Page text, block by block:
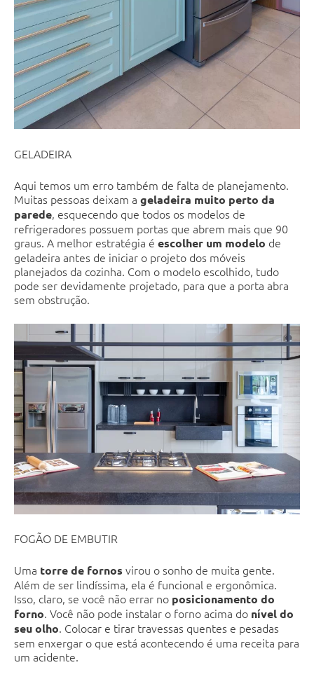
GELADEIRA
Aqui temos um erro também de falta de planejamento.
Muitas pessoas deixam a geladeira muito perto da
parede, esquecendo que todos os modelos de
refrigeradores possuem portas que abrem mais que 90
graus. A melhor estratégia é escolher um modelo de
geladeira antes de iniciar o projeto dos móveis
planejados da cozinha. Com o modelo escolhido, tudo
pode ser devidamente projetado, para que a porta abra
sem obstrução.
FOGÃO DE EMBUTIR
Uma torre de fornos virou o sonho de muita gente.
Além de ser lindíssima, ela é funcional e ergonômica.
Isso, claro, se você não errar no posicionamento do
forno. Você não pode instalar o forno acima do nível do
seu olho. Colocar e tirar travessas quentes e pesadas
sem enxergar o que está acontecendo é uma receita para
um acidente.